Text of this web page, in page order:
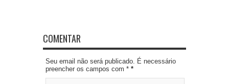
COMENTAR
Seu email não será publicado. É necessário
preencher os campos com * *